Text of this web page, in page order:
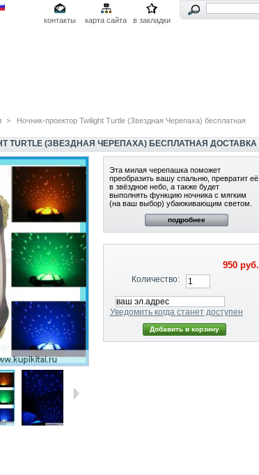
контакты карта сайта
в закладки
>
Ночник-проектор Twilight Turtle (Звездная Черепаха) бесплатная
TURTLE (ЗВЕЗДНАЯ ЧЕРЕПАХА) БЕСПЛАТНАЯ ДОСТАВКА
Эта милая черепашка поможет
преобразить вашу спальню, превратит её
в звёздное небо, а также будет
выполнять функцию ночника с мягким
(на ваш выбор) убаюкивающим светом.
подробнее
950 руб.
Количество:
Уведомить когда станет доступен